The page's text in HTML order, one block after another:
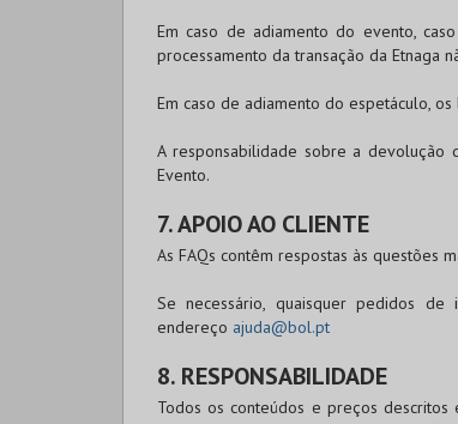
Em caso de adiamento do evento,
processamento da transação da Etnaga
Em caso de adiamento do espetáculo,
A responsabilidade sobre a devolução
Evento.
7. APOIO AO CLIENTE
As FAQs contêm respostas às questões
Se necessário, quaisquer pedidos
endereço ajuda@bol.pt
8. RESPONSABILIDADE
Todos os conteúdos e preços